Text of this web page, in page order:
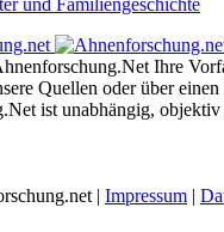
Ihre
Quellen oder über
ist unabhängig,
| Impressum |